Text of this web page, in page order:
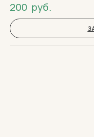
200 руб.